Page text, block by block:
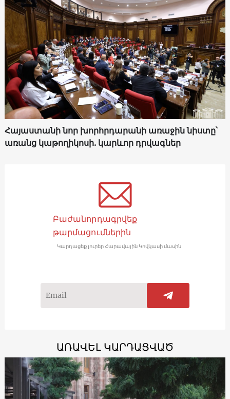
Հայաստանի նոր խորհրդարանի առաջին նիստը՝
առանց կաթողիկոսի. կարևոր դրվագներ
Բաժանորդագրվեք
թարմացումներին
Կարդացեք լուրեր Հարավային Կովկասի մասին
ԱՌԱՎԵԼ ԿԱՐԴԱՑՎԱԾ